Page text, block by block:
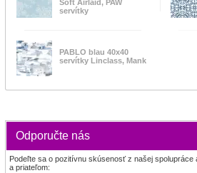
Soft Airlaid, PAW
servítky
PABLO blau 40x40
servítky Linclass, Mank
Odporučte nás
Podeľte sa o pozitívnu skúsenosť z našej spolupráce
a priateľom: